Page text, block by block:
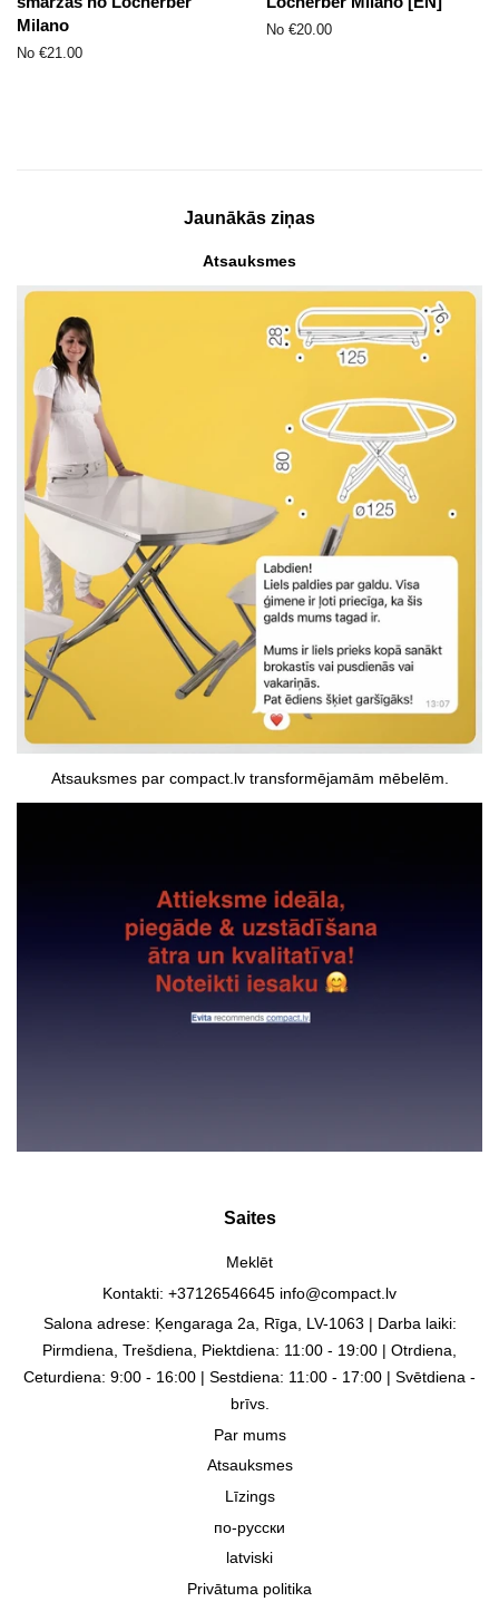
Milano
No €21.00
No €20.00
Jaunākās ziņas
Atsauksmes
Atsauksmes par compact.lv transformējamām mēbelēm.
Saites
Meklēt
Kontakti: +37126546645 info@compact.lv
Salona adrese: Ķengaraga 2a, Rīga, LV-1063 | Darba laiki:
Pirmdiena, Trešdiena, Piektdiena: 11:00 - 19:00 | Otrdiena,
Ceturdiena: 9:00 - 16:00 | Sestdiena: 11:00 - 17:00 | Svētdiena -
brīvs.
Par mums
Atsauksmes
Līzings
по-русски
latviski
Privātuma politika